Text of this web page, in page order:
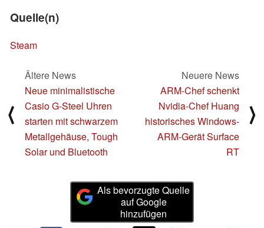
Quelle(n)
Steam
⟨
Ältere News
Neue minimalistische
Casio G-Steel Uhren
starten mit schwarzem
Metallgehäuse, Tough
Solar und Bluetooth
Neuere News
ARM-Chef schenkt
Nvidia-Chef Huang
historisches Windows-
ARM-Gerät Surface
RT
⟩
Als bevorzugte Quelle
auf Google
hinzufügen